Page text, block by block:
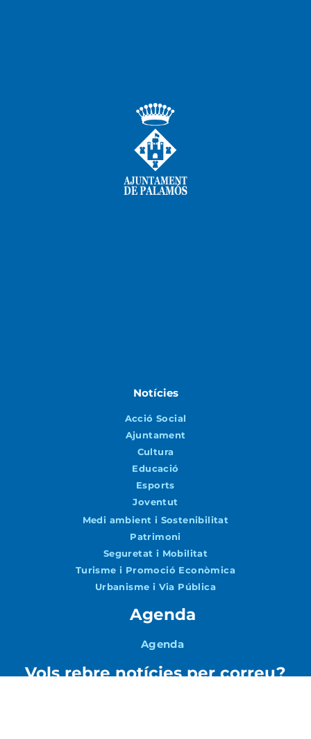
Notícies
Acció Social
Ajuntament
Cultura
Educació
Esports
Joventut
Medi ambient i Sostenibilitat
Patrimoni
Seguretat i Mobilitat
Turisme i Promoció Econòmica
Urbanisme i Via Pública
Agenda
Agenda
Vols rebre notícies per correu?